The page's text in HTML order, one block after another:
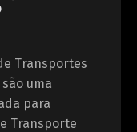
Transportes
uma
para
Transporte